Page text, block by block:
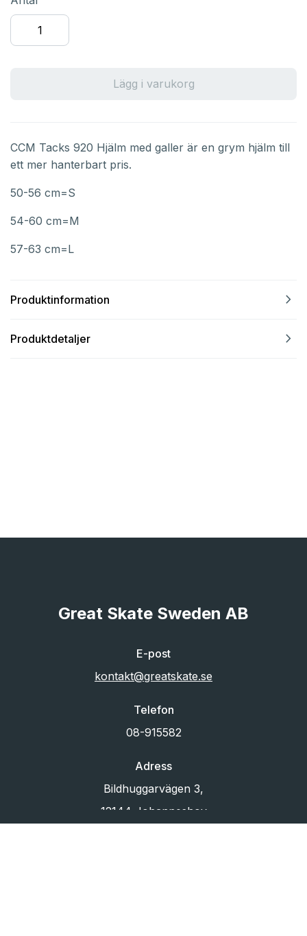
Lägg i varukorg
CCM Tacks 920 Hjälm med galler är en grym hjälm till
ett mer hanterbart pris.
50-56 cm=S
54-60 cm=M
57-63 cm=L
Produktinformation navigate_next
Produktdetaljer navigate_next
Great Skate Sweden AB
E-post
kontakt@greatskate.se
Telefon
08-915582
Adress
Bildhuggarvägen 3,
12144 Johanneshov